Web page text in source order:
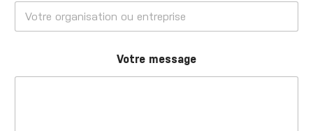
Votre message